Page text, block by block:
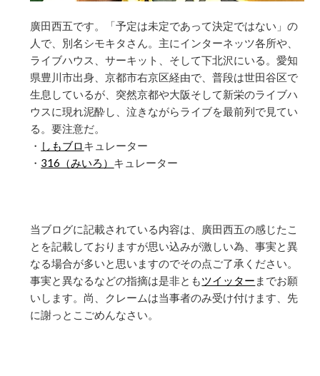
廣田西五です。「予定は未定であって決定ではない」の
人で、別名シモキタさん。主にインターネッツ各所や、
ライブハウス、サーキット、そして下北沢にいる。愛知
県豊川市出身、京都市右京区経由で、普段は世田谷区で
生息しているが、突然京都や大阪そして新栄のライブハ
ウスに現れ泥酔し、泣きながらライブを最前列で見てい
る。要注意だ。
・ しもブロキュレーター
・ 316（みいろ） キュレーター
当ブログに記載されている内容は、廣田西五の感じたこ
とを記載しておりますが思い込みが激しい為、事実と異
なる場合が多いと思いますのでその点ご了承ください。
事実と異なるなどの指摘は是非ともツイッター までお願
いします。尚、クレームは当事者のみ受け付けます、先
に謝っとこごめんなさい。